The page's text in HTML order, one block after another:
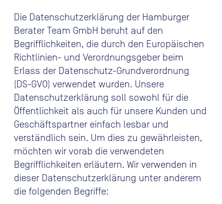
Die Datenschutzerklärung der Hamburger
Berater Team GmbH beruht auf den
Begrifflichkeiten, die durch den Europäischen
Richtlinien- und Verordnungsgeber beim
Erlass der Datenschutz-Grundverordnung
(DS-GVO) verwendet wurden. Unsere
Datenschutzerklärung soll sowohl für die
Öffentlichkeit als auch für unsere Kunden und
Geschäftspartner einfach lesbar und
verständlich sein. Um dies zu gewährleisten,
möchten wir vorab die verwendeten
Begrifflichkeiten erläutern. Wir verwenden in
dieser Datenschutzerklärung unter anderem
die folgenden Begriffe: